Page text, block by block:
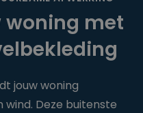
woning met
jouw woning
Deze buitenste